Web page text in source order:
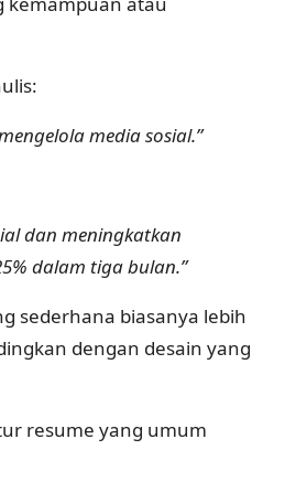
media sosial.”
dan meningkatkan
dalam tiga bulan.”
sederhana biasanya lebih
dengan desain yang
resume yang umum